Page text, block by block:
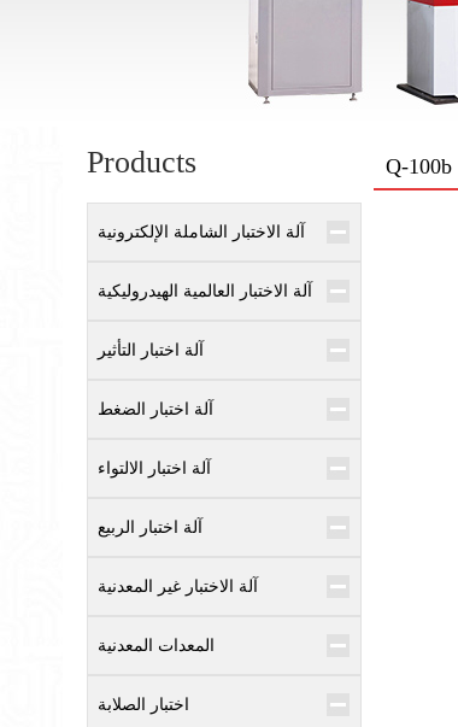
Products
آلة الاختبار الشاملة الإلكترونية
آلة الاختبار العالمية الهيدروليكية
آلة اختبار التأثير
آلة اختبار الضغط
آلة اختبار الالتواء
آلة اختبار الربيع
آلة الاختبار غير المعدنية
المعدات المعدنية
اختبار الصلابة